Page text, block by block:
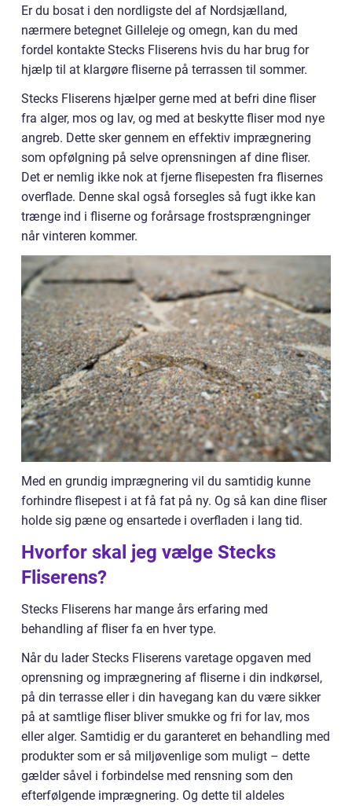
Er du bosat i den nordligste del af Nordsjælland,
nærmere betegnet Gilleleje og omegn, kan du med
fordel kontakte Stecks Fliserens hvis du har brug for
hjælp til at klargøre fliserne på terrassen til sommer.
Stecks Fliserens hjælper gerne med at befri dine fliser
fra alger, mos og lav, og med at beskytte fliser mod nye
angreb. Dette sker gennem en effektiv imprægnering
som opfølgning på selve oprensningen af dine fliser.
Det er nemlig ikke nok at fjerne flisepesten fra flisernes
overflade. Denne skal også forsegles så fugt ikke kan
trænge ind i fliserne og forårsage frostsprængninger
når vinteren kommer.
Med en grundig imprægnering vil du samtidig kunne
forhindre flisepest i at få fat på ny. Og så kan dine fliser
holde sig pæne og ensartede i overfladen i lang tid.
Hvorfor skal jeg vælge Stecks
Fliserens?
Stecks Fliserens har mange års erfaring med
behandling af fliser fa en hver type.
Når du lader Stecks Fliserens varetage opgaven med
oprensning og imprægnering af fliserne i din indkørsel,
på din terrasse eller i din havegang kan du være sikker
på at samtlige fliser bliver smukke og fri for lav, mos
eller alger. Samtidig er du garanteret en behandling med
produkter som er så miljøvenlige som muligt – dette
gælder såvel i forbindelse med rensning som den
efterfølgende imprægnering. Og dette til aldeles